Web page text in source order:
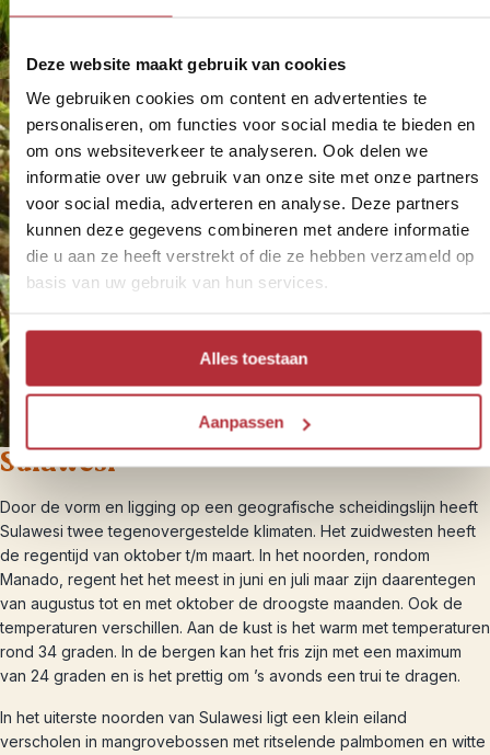
Deze website maakt gebruik van cookies
We gebruiken cookies om content en advertenties te
personaliseren, om functies voor social media te bieden en
om ons websiteverkeer te analyseren. Ook delen we
informatie over uw gebruik van onze site met onze partners
voor social media, adverteren en analyse. Deze partners
kunnen deze gegevens combineren met andere informatie
die u aan ze heeft verstrekt of die ze hebben verzameld op
basis van uw gebruik van hun services.
Alles toestaan
Aanpassen
Sulawesi
Door de vorm en ligging op een geografische scheidingslijn heeft
Sulawesi twee tegenovergestelde klimaten. Het zuidwesten heeft
de regentijd van oktober t/m maart. In het noorden, rondom
Manado, regent het het meest in juni en juli maar zijn daarentegen
van augustus tot en met oktober de droogste maanden. Ook de
temperaturen verschillen. Aan de kust is het warm met temperaturen
rond 34 graden. In de bergen kan het fris zijn met een maximum
van 24 graden en is het prettig om ’s avonds een trui te dragen.
In het uiterste noorden van Sulawesi ligt een klein eiland
verscholen in mangrovebossen met ritselende palmbomen en witte